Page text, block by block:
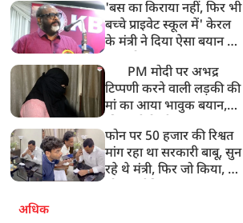
अनमोल कुछ नहीं
'बस का किराया नहीं, फिर भी
बच्चे प्राइवेट स्कूल में' केरल
के मंत्री ने दिया ऐसा बयान की
PM मोदी पर अभद्र
टिप्पणी करने वाली लड़की की
मां का आया भावुक बयान,
बेटी को गोद लें प्रधानमंत्री
फोन पर 50 हजार की रिश्वत
मांग रहा था सरकारी बाबू, सुन
रहे थे मंत्री, फिर जो किया, वो
अधिक